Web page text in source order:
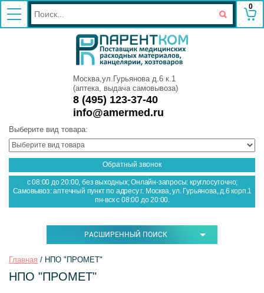
0
Москва,ул.Гурьянова д.6 к.1
(аптека, выдача самовывоза)
8 (495) 123-37-40
info@amermed.ru
Выберите вид товара:
Обратный звонок
с 08:00 до 20:00, без выходных; Онлайн-запросы: круглосуточно;
Самовывоз: аптечный пункт по адресу г. Москва, ул. Гурьянова, д.6 корп.1
пн-вск с 08:00 до 20:00.
РАСШИРЕННЫЙ ПОИСК
Главная / НПО "ПРОМЕТ"
НПО "ПРОМЕТ"